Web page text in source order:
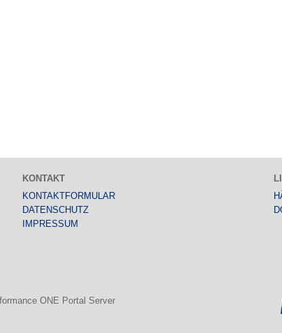
KONTAKT
KONTAKTFORMULAR
DATENSCHUTZ
IMPRESSUM
ONE Portal Server